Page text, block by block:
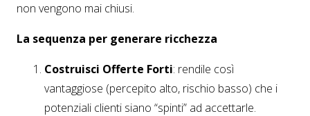
non vengono mai chiusi.
La sequenza per generare ricchezza
Costruisci Offerte Forti: rendile così
vantaggiose (percepito alto, rischio basso) che i
potenziali clienti siano “spinti” ad accettarle.